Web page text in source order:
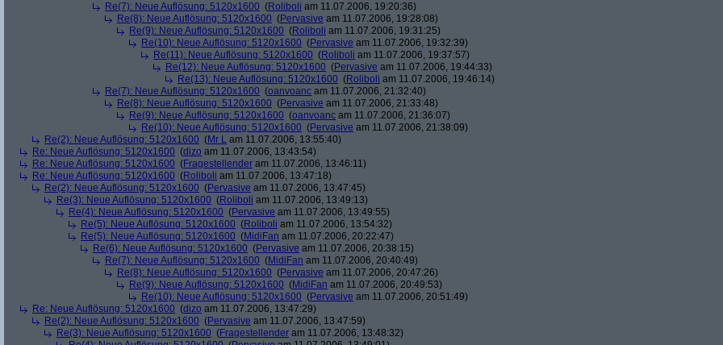
Re(7): Neue Auflösung: 5120x1600 (Roliboli am 11.07.2006, 19:20:36)
Re(8): Neue Auflösung: 5120x1600 (Pervasive am 11.07.2006, 19:28:08)
Re(9): Neue Auflösung: 5120x1600 (Roliboli am 11.07.2006, 19:31:25)
Re(10): Neue Auflösung: 5120x1600 (Pervasive am 11.07.2006, 19:32:39)
Re(11): Neue Auflösung: 5120x1600 (Roliboli am 11.07.2006, 19:37:57)
Re(12): Neue Auflösung: 5120x1600 (Pervasive am 11.07.2006, 19:44:33)
Re(13): Neue Auflösung: 5120x1600 (Roliboli am 11.07.2006, 19:46:14)
Re(7): Neue Auflösung: 5120x1600 (oanvoanc am 11.07.2006, 21:32:40)
Re(8): Neue Auflösung: 5120x1600 (Pervasive am 11.07.2006, 21:33:48)
Re(9): Neue Auflösung: 5120x1600 (oanvoanc am 11.07.2006, 21:36:07)
Re(10): Neue Auflösung: 5120x1600 (Pervasive am 11.07.2006, 21:38:09)
Re(2): Neue Auflösung: 5120x1600 (Mr L am 11.07.2006, 13:55:40)
Re: Neue Auflösung: 5120x1600 (dizo am 11.07.2006, 13:43:54)
Re: Neue Auflösung: 5120x1600 (Fragestellender am 11.07.2006, 13:46:11)
Re: Neue Auflösung: 5120x1600 (Roliboli am 11.07.2006, 13:47:18)
Re(2): Neue Auflösung: 5120x1600 (Pervasive am 11.07.2006, 13:47:45)
Re(3): Neue Auflösung: 5120x1600 (Roliboli am 11.07.2006, 13:49:13)
Re(4): Neue Auflösung: 5120x1600 (Pervasive am 11.07.2006, 13:49:55)
Re(5): Neue Auflösung: 5120x1600 (Roliboli am 11.07.2006, 13:54:32)
Re(5): Neue Auflösung: 5120x1600 (MidiFan am 11.07.2006, 20:22:47)
Re(6): Neue Auflösung: 5120x1600 (Pervasive am 11.07.2006, 20:38:15)
Re(7): Neue Auflösung: 5120x1600 (MidiFan am 11.07.2006, 20:40:49)
Re(8): Neue Auflösung: 5120x1600 (Pervasive am 11.07.2006, 20:47:26)
Re(9): Neue Auflösung: 5120x1600 (MidiFan am 11.07.2006, 20:49:53)
Re(10): Neue Auflösung: 5120x1600 (Pervasive am 11.07.2006, 20:51:49)
Re: Neue Auflösung: 5120x1600 (dizo am 11.07.2006, 13:47:29)
Re(2): Neue Auflösung: 5120x1600 (Pervasive am 11.07.2006, 13:47:59)
Re(3): Neue Auflösung: 5120x1600 (Fragestellender am 11.07.2006, 13:48:32)